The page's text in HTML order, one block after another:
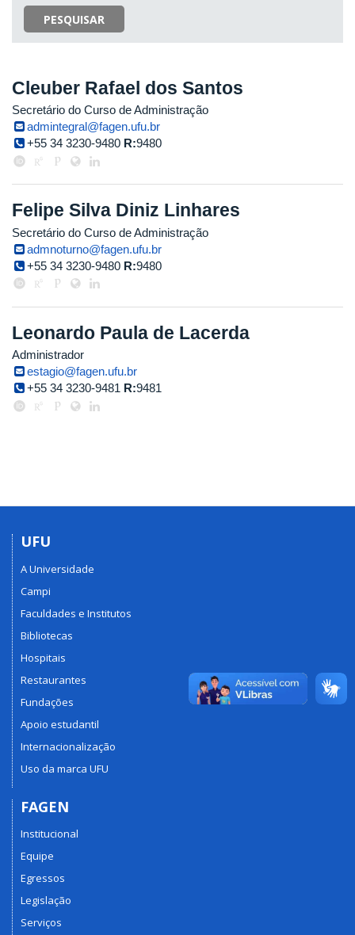
PESQUISAR
Cleuber Rafael dos Santos
Secretário do Curso de Administração
admintegral@fagen.ufu.br
+55 34 3230-9480 R:9480
Felipe Silva Diniz Linhares
Secretário do Curso de Administração
admnoturno@fagen.ufu.br
+55 34 3230-9480 R:9480
Leonardo Paula de Lacerda
Administrador
estagio@fagen.ufu.br
+55 34 3230-9481 R:9481
UFU
A Universidade
Campi
Faculdades e Institutos
Bibliotecas
Hospitais
Restaurantes
Fundações
Apoio estudantil
Internacionalização
Uso da marca UFU
FAGEN
Institucional
Equipe
Egressos
Legislação
Serviços